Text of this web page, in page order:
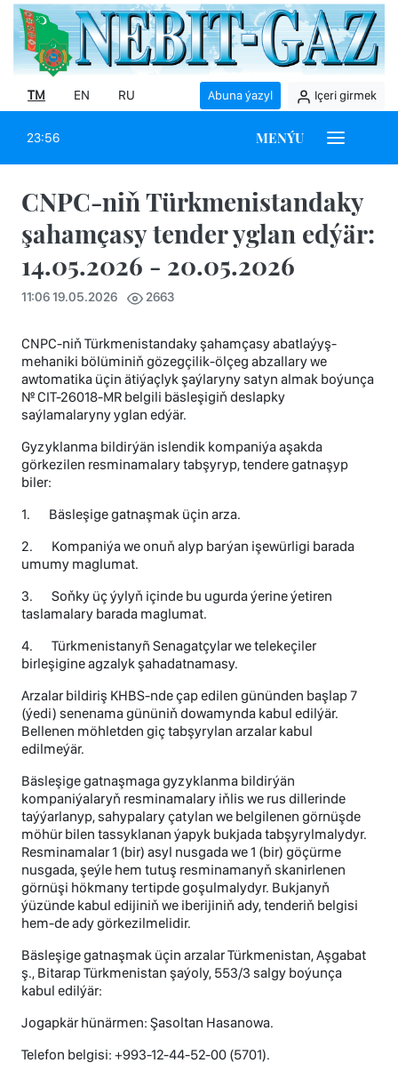
TM EN RU Abuna ýazyl Içeri girmek
23:56 MENÝU
CNPC-niň Türkmenistandaky
şahamçasy tender yglan edýär:
14.05.2026 - 20.05.2026
11:06 19.05.2026 2663
CNPC-niň Türkmenistandaky şahamçasy abatlaýyş-
mehaniki bölüminiň gözegçilik-ölçeg abzallary we
awtomatika üçin ätiýaçlyk şaýlaryny satyn almak boýunça
№ CIT-26018-MR belgili bäsleşigiň deslapky
saýlamalaryny yglan edýär.
Gyzyklanma bildirýän islendik kompaniýa aşakda
görkezilen resminamalary tabşyryp, tendere gatnaşyp
biler:
1. Bäsleşige gatnaşmak üçin arza.
2. Kompaniýa we onuň alyp barýan işewürligi barada
umumy maglumat.
3. Soňky üç ýylyň içinde bu ugurda ýerine ýetiren
taslamalary barada maglumat.
4. Türkmenistanyñ Senagatçylar we telekeçiler
birleşigine agzalyk şahadatnamasy.
Arzalar bildiriş KHBS-nde çap edilen gününden başlap 7
(ýedi) senenama gününiň dowamynda kabul edilýär.
Bellenen möhletden giç tabşyrylan arzalar kabul
edilmeýär.
Bäsleşige gatnaşmaga gyzyklanma bildirýän
kompaniýalaryň resminamalary iňlis we rus dillerinde
taýýarlanyp, sahypalary çatylan we belgilenen görnüşde
möhür bilen tassyklanan ýapyk bukjada tabşyrylmalydyr.
Resminamalar 1 (bir) asyl nusgada we 1 (bir) göçürme
nusgada, şeýle hem tutuş resminamanyň skanirlenen
görnüşi hökmany tertipde goşulmalydyr. Bukjanyň
ýüzünde kabul edijiniň we iberijiniň ady, tenderiň belgisi
hem-de ady görkezilmelidir.
Bäsleşige gatnaşmak üçin arzalar Türkmenistan, Aşgabat
ş., Bitarap Türkmenistan şaýoly, 553/3 salgy boýunça
kabul edilýär:
Jogapkär hünärmen: Şasoltan Hasanowa.
Telefon belgisi: +993-12-44-52-00 (5701).